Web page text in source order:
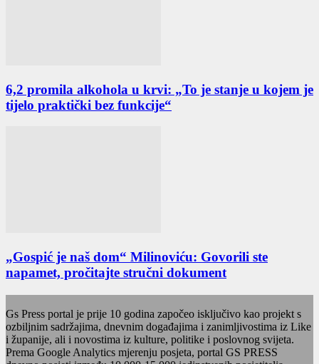
6,2 promila alkohola u krvi: „To je stanje u kojem je
tijelo praktički bez funkcije“
„Gospić je naš dom“ Milinoviću: Govorili ste
napamet, pročitajte stručni dokument
Gs Press portal je prije 10 godina započeo isključivo kao projekt s
ozbiljnim sadržajima, dnevnim događajima i zanimljivostima iz Like
i županije, ali i novostima iz kulture, politike i poslovnog svijeta.
Prema Google Analytics mjerenju posjeta, portal GS PRESS